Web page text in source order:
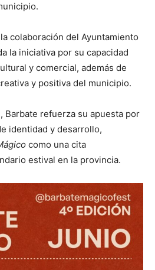
colaboración del Ayuntamiento
la iniciativa por su capacidad
y comercial, además de
y positiva del municipio.
Barbate refuerza su apuesta por
identidad y desarrollo,
como una cita
estival en la provincia.